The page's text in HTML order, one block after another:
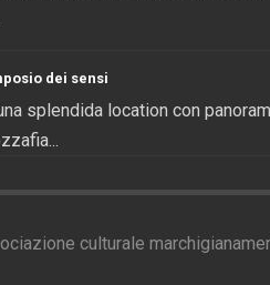
dei sensi
splendida location con
culturale